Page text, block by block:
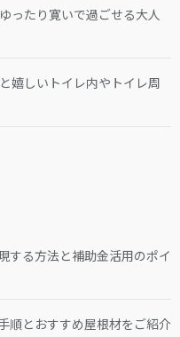
ったり寛いで過ごせる大人
嬉しいトイレ内やトイレ周
する方法と補助金活用のポイ
順とおすすめ屋根材をご紹介